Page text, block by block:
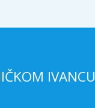
IVANCU